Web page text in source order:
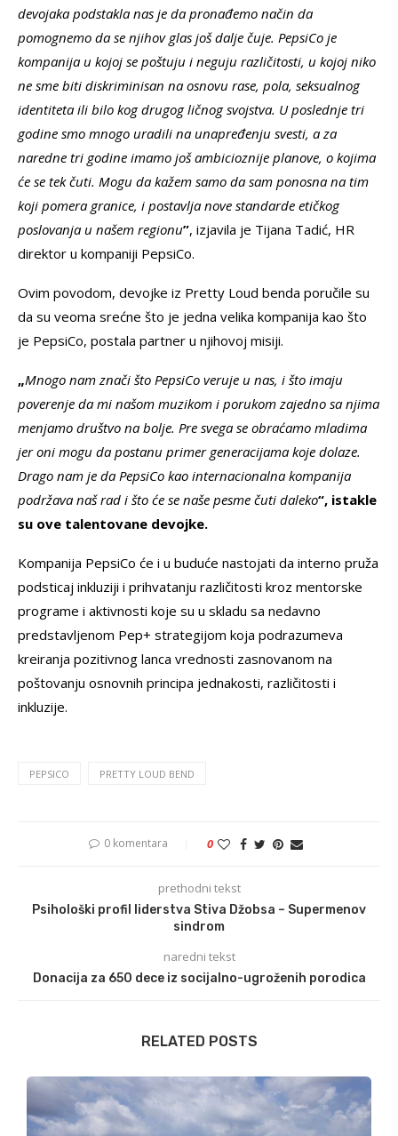
devojaka podstakla nas je da pronađemo način da
pomognemo da se njihov glas još dalje čuje. PepsiCo je
kompanija u kojoj se poštuju i neguju različitosti, u kojoj niko
ne sme biti diskriminisan na osnovu rase, pola, seksualnog
identiteta ili bilo kog drugog ličnog svojstva. U poslednje tri
godine smo mnogo uradili na unapređenju svesti, a za
naredne tri godine imamo još ambicioznije planove, o kojima
će se tek čuti. Mogu da kažem samo da sam ponosna na tim
koji pomera granice, i postavlja nove standarde etičkog
poslovanja u našem regionu”, izjavila je Tijana Tadić, HR
direktor u kompaniji PepsiCo.
Ovim povodom, devojke iz Pretty Loud benda poručile su
da su veoma srećne što je jedna velika kompanija kao što
je PepsiCo, postala partner u njihovoj misiji.
„Mnogo nam znači što PepsiCo veruje u nas, i što imaju
poverenje da mi našom muzikom i porukom zajedno sa njima
menjamo društvo na bolje. Pre svega se obraćamo mladima
jer oni mogu da postanu primer generacijama koje dolaze.
Drago nam je da PepsiCo kao internacionalna kompanija
podržava naš rad i što će se naše pesme čuti daleko“, istakle
su ove talentovane devojke.
Kompanija PepsiCo će i u buduće nastojati da interno pruža
podsticaj inkluziji i prihvatanju različitosti kroz mentorske
programe i aktivnosti koje su u skladu sa nedavno
predstavljenom Pep+ strategijom koja podrazumeva
kreiranja pozitivnog lanca vrednosti zasnovanom na
poštovanju osnovnih principa jednakosti, različitosti i
inkluzije.
PEPSICO PRETTY LOUD BEND
0 komentara 0
prethodni tekst
Psihološki profil liderstva Stiva Džobsa – Supermenov
sindrom
naredni tekst
Donacija za 650 dece iz socijalno-ugroženih porodica
RELATED POSTS